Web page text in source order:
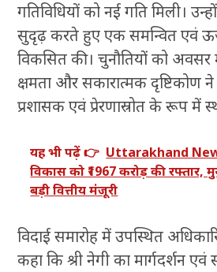
गतिविधियों को नई गति मिली।
सुदृढ़ करते हुए एक समन्वित एवं
विकसित की। चुनौतियों को
क्षमता और सकारात्मक
प्रशासक एवं प्रेरणास्रोत के रूप में
यह भी पढ़ें 👉 Uttarakhand
विकास को ₹1967 करोड़ की रफ्तार,
बड़ी वित्तीय मंजूरी
विदाई समारोह में उपस्थित
कहा कि श्री नेगी का मार्गदर्शन